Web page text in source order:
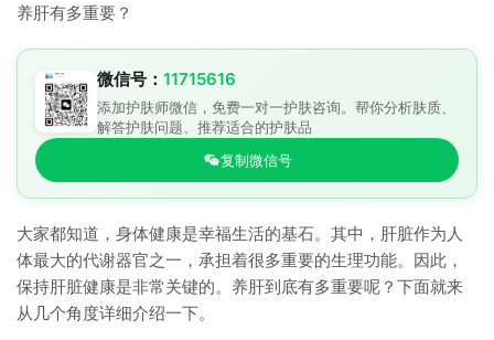
养肝有多重要？
微信号： 11715616
添加护肤师微信，免费一对一护肤咨询。帮你分析肤质、
解答护肤问题、推荐适合的护肤品
复制微信号
大家都知道，身体健康是幸福生活的基石。其中，肝脏作为人
体最大的代谢器官之一，承担着很多重要的生理功能。因此，
保持肝脏健康是非常关键的。养肝到底有多重要呢？下面就来
从几个角度详细介绍一下。